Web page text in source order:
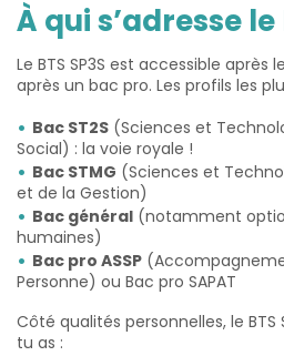
À qui s’adresse le
Le BTS SP3S est accessible
après un bac pro. Les profils les
Bac ST2S (Sciences et
Social) : la voie royale !
Bac STMG (Sciences et
et de la Gestion)
Bac général (notamment
humaines)
Bac pro ASSP
Personne) ou Bac pro SAPAT
Côté qualités personnelles, le BTS
tu as :